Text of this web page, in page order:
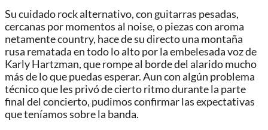
Su cuidado rock alternativo, con guitarras pesadas,
cercanas por momentos al noise, o piezas con aroma
netamente country, hace de su directo una montaña
rusa rematada en todo lo alto por la embelesada voz de
Karly Hartzman, que rompe al borde del alarido mucho
más de lo que puedas esperar. Aun con algún problema
técnico que les privó de cierto ritmo durante la parte
final del concierto, pudimos confirmar las expectativas
que teníamos sobre la banda.